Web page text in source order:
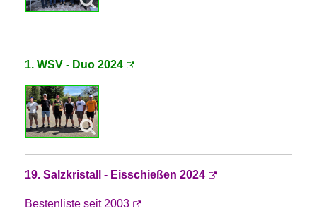
1. WSV - Duo 2024
19. Salzkristall - Eisschießen 2024
Bestenliste seit 2003